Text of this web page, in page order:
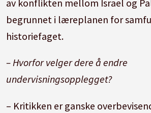
av konflikten mellom Israel og
begrunnet i læreplanen for
historiefaget.
– Hvorfor velger dere å endre
undervisningsopplegget?
– Kritikken er ganske